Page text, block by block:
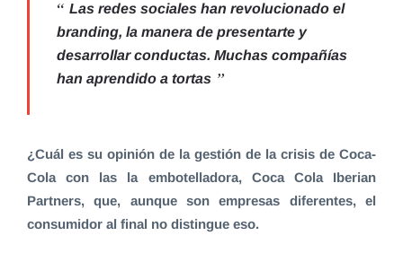
Las redes sociales han revolucionado el
branding, la manera de presentarte y
desarrollar conductas. Muchas compañías
han aprendido a tortas
¿Cuál es su opinión de la gestión de la crisis de Coca-
Cola con las la embotelladora, Coca Cola Iberian
Partners, que, aunque son empresas diferentes, el
consumidor al final no distingue eso.